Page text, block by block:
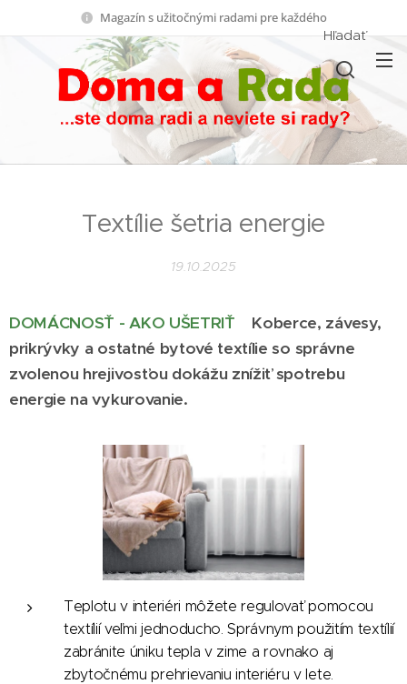
Magazín s užitočnými radami pre každého
Hľadať
Textílie šetria energie
19.10.2025
DOMÁCNOSŤ - AKO UŠETRIŤ
Koberce, závesy,
prikrývky a ostatné bytové textílie so správne
zvolenou hrejivosťou dokážu znížiť spotrebu
energie na vykurovanie.
Teplotu v interiéri môžete regulovať pomocou
textílií veľmi jednoducho. Správnym použitím textílií
zabránite úniku tepla v zime a rovnako aj
zbytočnému prehrievaniu interiéru v lete.